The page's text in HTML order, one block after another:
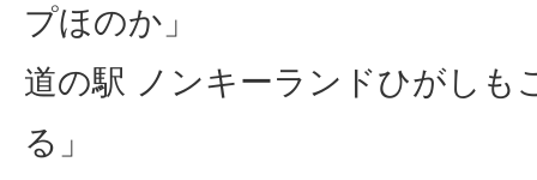
プほのか」
道の駅 ノンキーランドひがしも
る」